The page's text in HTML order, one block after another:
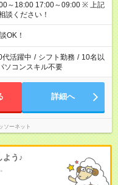
18:00 17:00～09:00 ※ 上記
談ください！
OK！
代活躍中 / シフト勤務 / 10名以
ソコンスキル不要
詳細へ
ソーネット
よう♪